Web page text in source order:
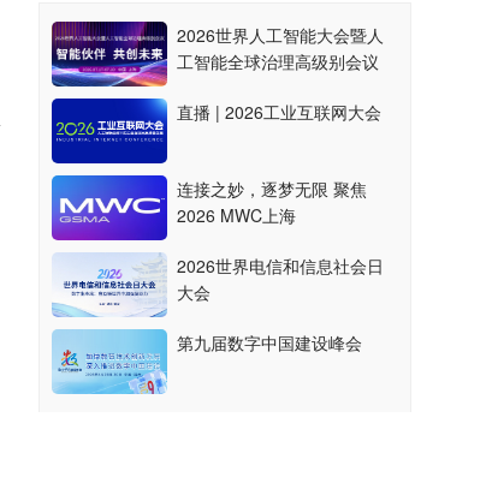
2026世界人工智能大会暨人
工智能全球治理高级别会议
直播 | 2026工业互联网大会
连接之妙，逐梦无限 聚焦
2026 MWC上海
2026世界电信和信息社会日
大会
第九届数字中国建设峰会